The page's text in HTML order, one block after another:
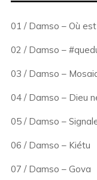
01 / Damso – Où
02 / Damso –
03 / Damso –
04 / Damso – Dieu
05 / Damso –
06 / Damso – Kiétu
07 / Damso – Gova